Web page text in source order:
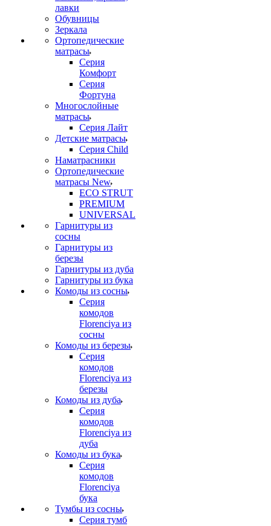
лавки
Обувницы
Зеркала
Ортопедические
матрасы
Серия
Комфорт
Серия
Фортуна
Многослойные
матрасы
Серия Лайт
Детские матрасы
Серия Child
Наматрасники
Ортопедические
матрасы New
ECO STRUT
PREMIUM
UNIVERSAL
Гарнитуры из
сосны
Гарнитуры из
березы
Гарнитуры из дуба
Гарнитуры из бука
Комоды из сосны
Серия
комодов
Florenciya из
сосны
Комоды из березы
Серия
комодов
Florenciya из
березы
Комоды из дуба
Серия
комодов
Florenciya из
дуба
Комоды из бука
Серия
комодов
Florenciya
бука
Тумбы из сосны
Серия тумб